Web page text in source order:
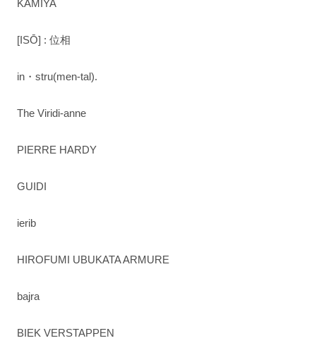
KAMIYA
[ISŌ] : 位相
in・stru(men-tal).
The Viridi-anne
PIERRE HARDY
GUIDI
ierib
HIROFUMI UBUKATA ARMURE
bajra
BIEK VERSTAPPEN